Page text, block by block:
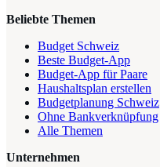
Beliebte Themen
Budget Schweiz
Beste Budget-App
Budget-App für Paare
Haushaltsplan erstellen
Budgetplanung Schweiz
Ohne Bankverknüpfung
Alle Themen
Unternehmen